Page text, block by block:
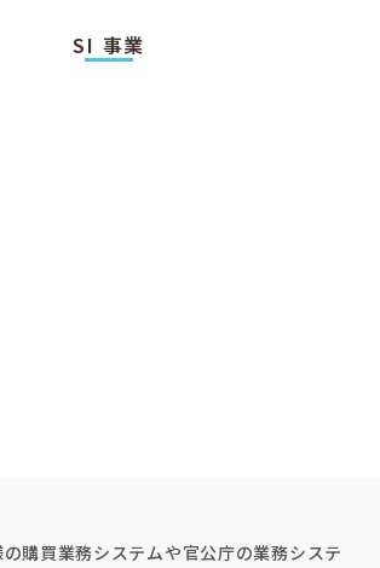
SI 事業
購買業務システムや官公庁の業務システ